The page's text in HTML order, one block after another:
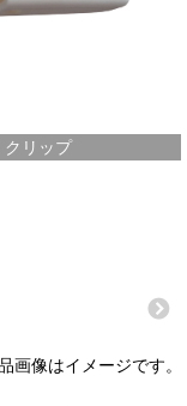
クリップ
画像はイメージです。